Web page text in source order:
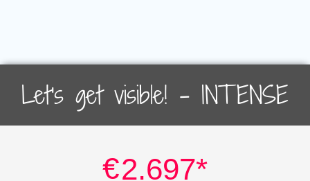
Let's get visible! – INTENSE
€2.697*